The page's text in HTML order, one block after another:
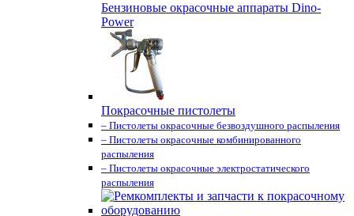
Бензиновые окрасочные аппараты Dino-
Power
Покрасочные пистолеты
– Пистолеты окрасочные безвоздушного распыления
– Пистолеты окрасочные комбинированного
распыления
– Пистолеты окрасочные электростатического
распыления